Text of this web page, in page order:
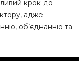
крок до
адже
об’єднанню та